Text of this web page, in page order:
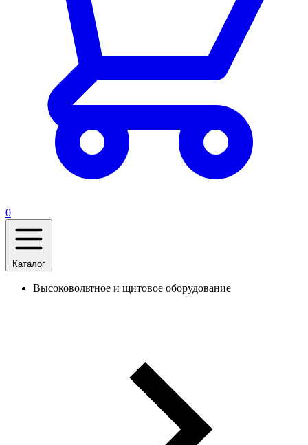
0
Каталог
Высоковольтное и щитовое оборудование